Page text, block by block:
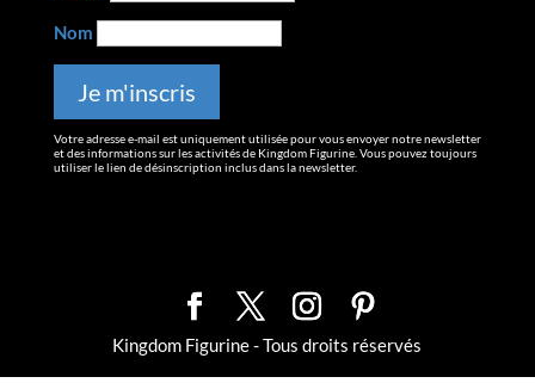
Nom
Votre adresse e-mail est uniquement utilisée pour vous envoyer notre newsletter
et des informations sur les activités de Kingdom Figurine. Vous pouvez toujours
utiliser le lien de désinscription inclus dans la newsletter.
Kingdom Figurine - Tous droits réservés